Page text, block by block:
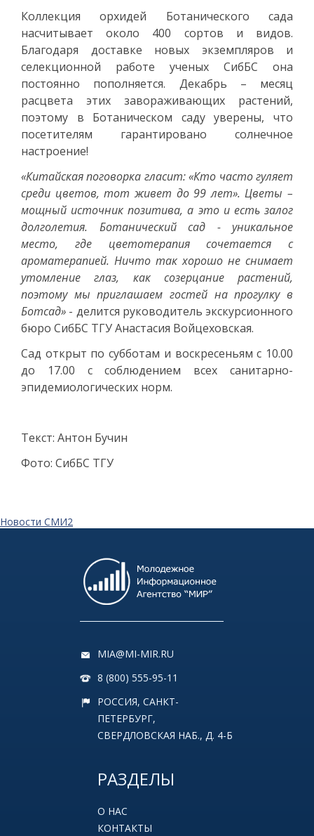
Коллекция орхидей Ботанического сада
насчитывает около 400 сортов и видов.
Благодаря доставке новых экземпляров и
селекционной работе ученых СибБС она
постоянно пополняется. Декабрь – месяц
расцвета этих завораживающих растений,
поэтому в Ботаническом саду уверены, что
посетителям гарантировано солнечное
настроение!
«Китайская поговорка гласит: «Кто часто гуляет
среди цветов, тот живет до 99 лет». Цветы –
мощный источник позитива, а это и есть залог
долголетия. Ботанический сад - уникальное
место, где цветотерапия сочетается с
ароматерапией. Ничто так хорошо не снимает
утомление глаз, как созерцание растений,
поэтому мы приглашаем гостей на прогулку в
Ботсад» - делится руководитель экскурсионного
бюро СибБС ТГУ Анастасия Войцеховская.
Сад открыт по субботам и воскресеньям с 10.00
до 17.00 с соблюдением всех санитарно-
эпидемиологических норм.
Текст: Антон Бучин
Фото: СибБС ТГУ
Новости СМИ2
MIA@MI-MIR.RU
8 (800) 555-95-11
РОССИЯ, САНКТ-
ПЕТЕРБУРГ,
СВЕРДЛОВСКАЯ НАБ., Д. 4-Б
РАЗДЕЛЫ
О НАС
КОНТАКТЫ